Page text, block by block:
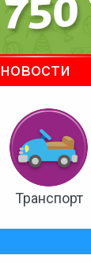
новости
Транспорт